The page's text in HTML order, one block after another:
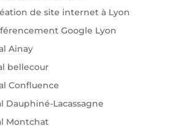
de site internet à Lyon
Google Lyon
Ainay
bellecour
Confluence
Dauphiné-Lacassagne
Montchat